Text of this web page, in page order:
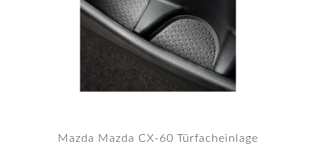
Mazda Mazda CX-60 Türfacheinlage